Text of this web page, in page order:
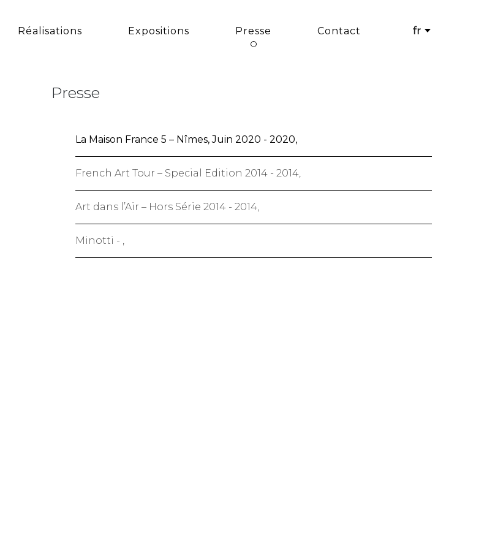
Réalisations Expositions Presse Contact fr
Presse
La Maison France 5 – Nîmes, Juin 2020 - 2020,
French Art Tour – Special Edition 2014 - 2014,
Art dans l’Air – Hors Série 2014 - 2014,
Minotti - ,